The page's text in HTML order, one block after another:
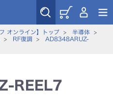
オンライン】トップ> 半導体>
> RF復調 >
AD8348ARUZ-
REEL7